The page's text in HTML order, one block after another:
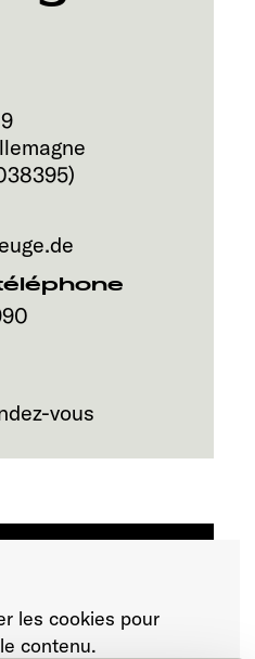
)
vous
les cookies pour
contenu.